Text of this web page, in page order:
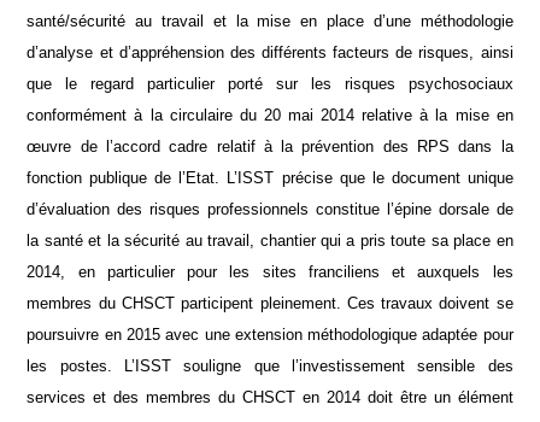
santé/sécurité au travail et la mise en place d’une méthodologie
d’analyse et d’appréhension des différents facteurs de risques, ainsi
que le regard particulier porté sur les risques psychosociaux
conformément à la circulaire du 20 mai 2014 relative à la mise en
œuvre de l’accord cadre relatif à la prévention des RPS dans la
fonction publique de l’Etat. L’ISST précise que le document unique
d’évaluation des risques professionnels constitue l’épine dorsale de
la santé et la sécurité au travail, chantier qui a pris toute sa place en
2014, en particulier pour les sites franciliens et auxquels les
membres du CHSCT participent pleinement. Ces travaux doivent se
poursuivre en 2015 avec une extension méthodologique adaptée pour
les postes. L’ISST souligne que l’investissement sensible des
services et des membres du CHSCT en 2014 doit être un élément